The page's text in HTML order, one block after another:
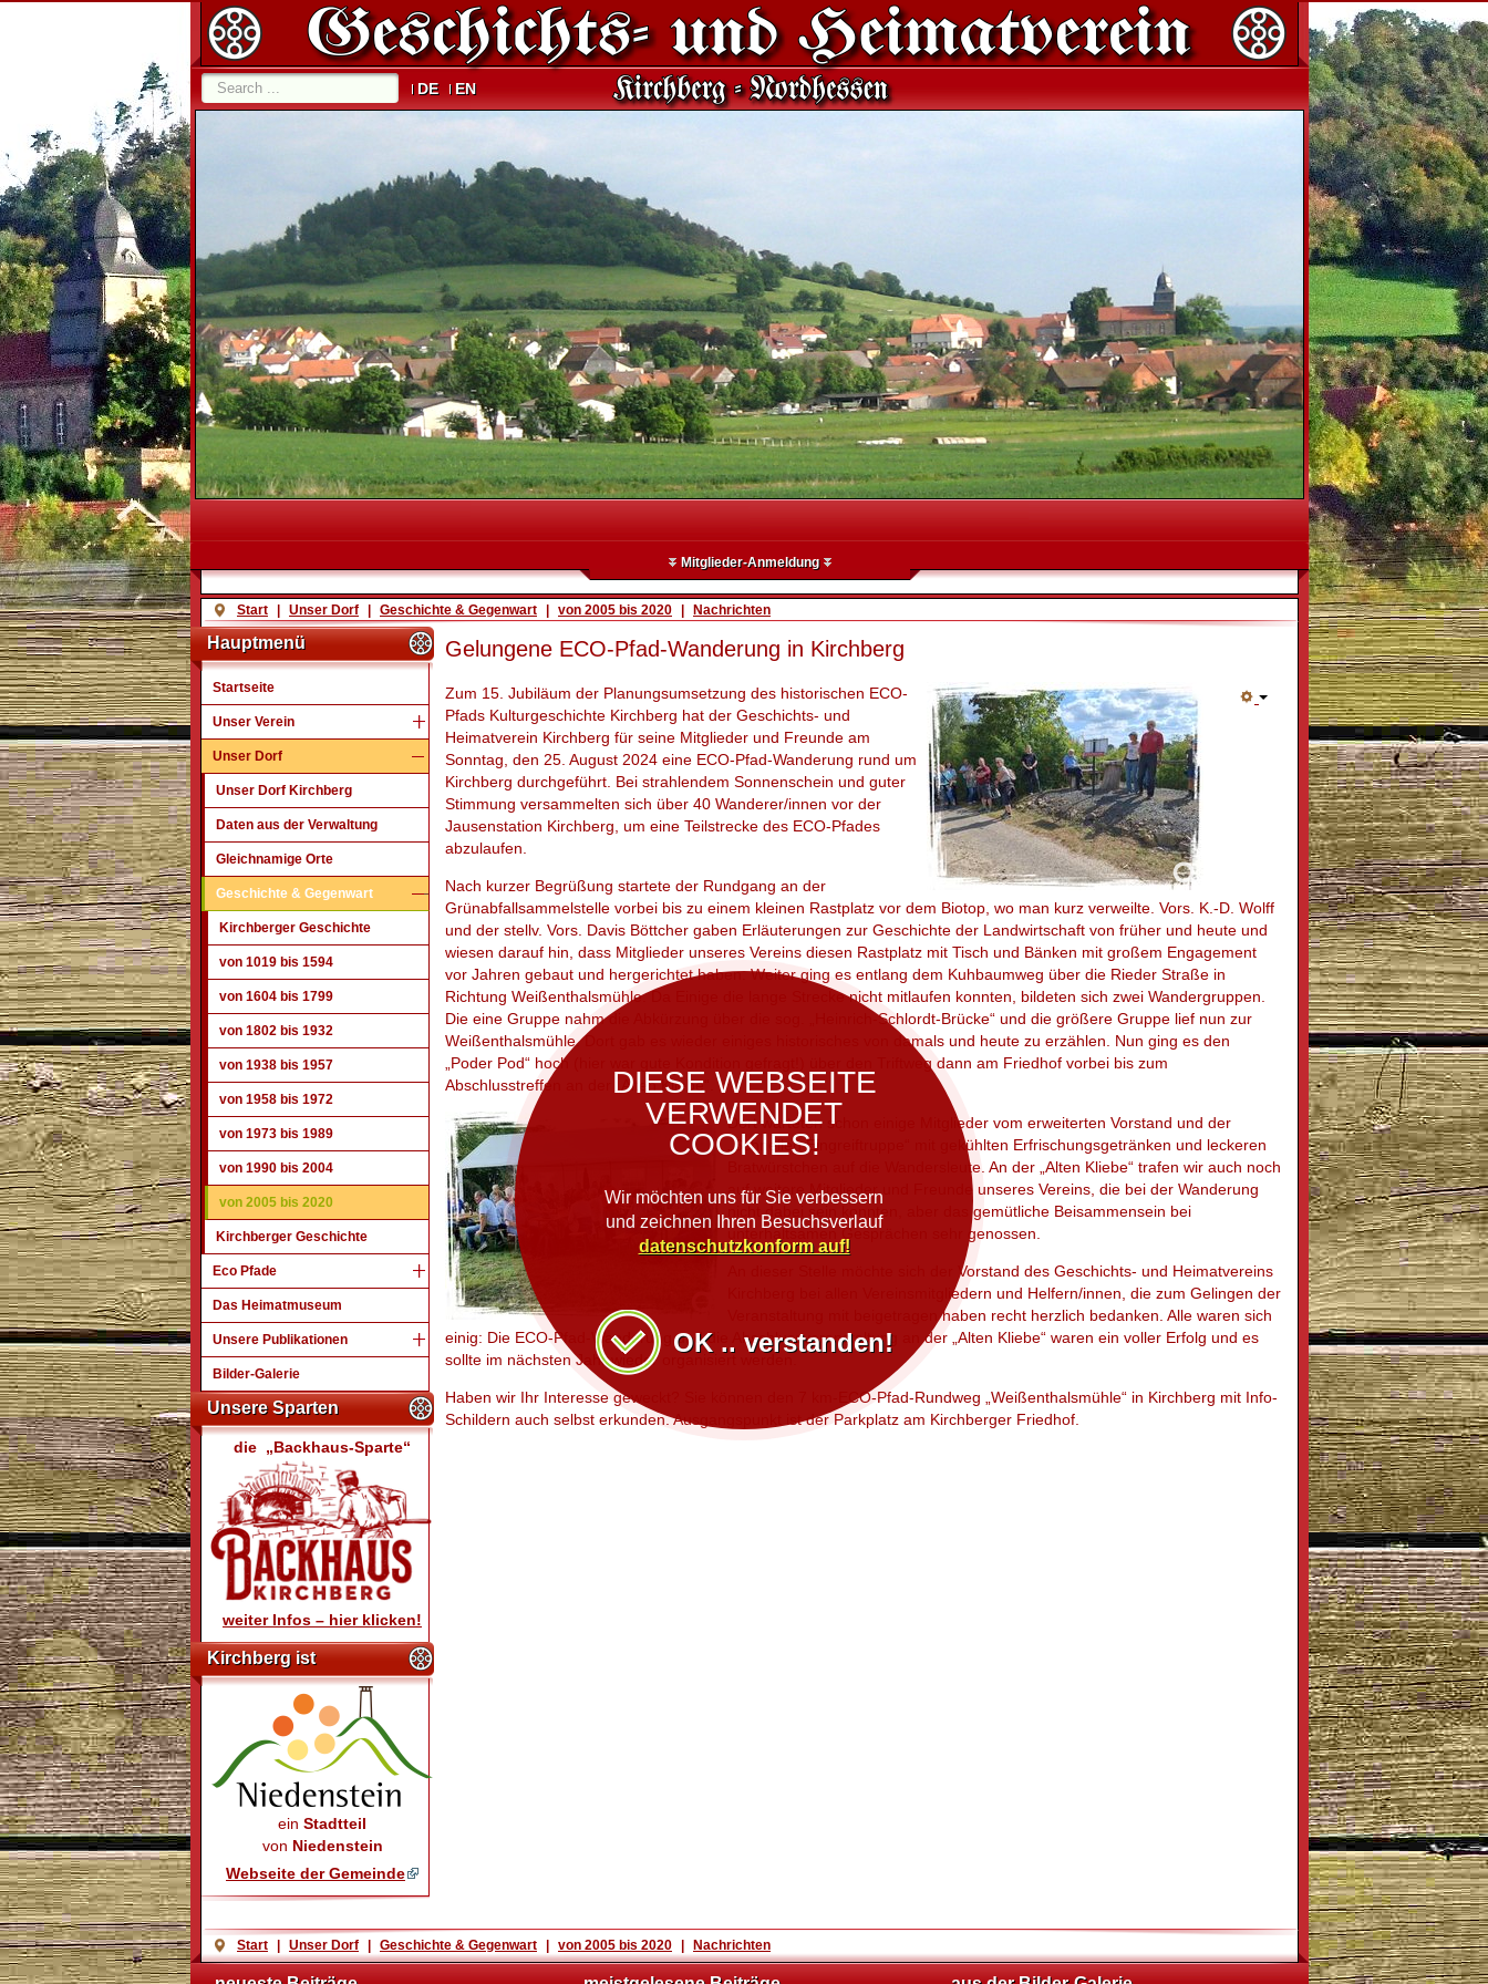
DE EN
Mitglieder-Anmeldung
Start Unser Dorf Geschichte & Gegenwart von 2005 bis 2020 Nachrichten
Hauptmenü
Startseite
Unser Verein
Unser Dorf
Unser Dorf Kirchberg
Daten aus der Verwaltung
Gleichnamige Orte
Geschichte & Gegenwart
Kirchberger Geschichte
von 1019 bis 1594
von 1604 bis 1799
von 1802 bis 1932
von 1938 bis 1957
von 1958 bis 1972
von 1973 bis 1989
von 1990 bis 2004
von 2005 bis 2020
Kirchberger Geschichte
Eco Pfade
Das Heimatmuseum
Unsere Publikationen
Bilder-Galerie
Unsere Sparten
die „Backhaus-Sparte“
weiter Infos – hier klicken!
Kirchberg ist
ein Stadtteil
von Niedenstein
Webseite der Gemeinde
Gelungene ECO-Pfad-Wanderung in Kirchberg
Zum 15. Jubiläum der Planungsumsetzung des historischen ECO-
Pfads Kulturgeschichte Kirchberg hat der Geschichts- und
Heimatverein Kirchberg für seine Mitglieder und Freunde am
Sonntag, den 25. August 2024 eine ECO-Pfad-Wanderung rund um
Kirchberg durchgeführt. Bei strahlendem Sonnenschein und guter
Stimmung versammelten sich über 40 Wanderer/innen vor der
Jausenstation Kirchberg, um eine Teilstrecke des ECO-Pfades
abzulaufen.
Nach kurzer Begrüßung startete der Rundgang an der
Grünabfallsammelstelle vorbei bis zu einem kleinen Rastplatz vor dem Biotop, wo man kurz verweilte. Vors. K.-D. Wolff
und der stellv. Vors. Davis Böttcher gaben Erläuterungen zur Geschichte der Landwirtschaft von früher und heute und
wiesen darauf hin, dass Mitglieder unseres Vereins diesen Rastplatz mit Tisch und Bänken mit großem Engagement
vor Jahren gebaut und hergerichtet haben. Weiter ging es entlang dem Kuhbaumweg über die Rieder Straße in
Richtung Weißenthalsmühle. Da Einige die lange Strecke nicht mitlaufen konnten, bildeten sich zwei Wandergruppen.
Die eine Gruppe nahm die Abkürzung über die sog. „Heinrich-Schlordt-Brücke“ und die größere Gruppe lief nun zur
Weißenthalsmühle. Dort gab es wieder einiges historisches von damals und heute zu erzählen. Nun ging es den
„Poder Pod“ hoch (hier war gute Kondition gefragt!) über den Triftweg dann am Friedhof vorbei bis zum
Abschlusstreffen an der „Alten Kliebe“.
Dort warteten schon einige Mitglieder vom erweiterten Vorstand und der
„Schnellen Eingreiftruppe“ mit gekühlten Erfrischungsgetränken und leckeren
Bratwürstchen auf die Wandersleute. An der „Alten Kliebe“ trafen wir auch noch
auf weitere Mitglieder und Freunde unseres Vereins, die bei der Wanderung
nicht dabei sein konnten, aber das gemütliche Beisammensein bei
unterhaltsamen Gesprächen sehr genossen.
An dieser Stelle möchte sich der Vorstand des Geschichts- und Heimatvereins
Kirchberg bei allen Vereinsmitgliedern und Helfern/innen, die zum Gelingen der
Veranstaltung mit beigetragen haben recht herzlich bedanken. Alle waren sich
einig: Die ECO-Pfad-Wanderung und die Abschlussveranstaltung an der „Alten Kliebe“ waren ein voller Erfolg und es
sollte im nächsten Jahr wieder organisiert werden.
Haben wir Ihr Interesse geweckt? Sie können den 7 km-ECO-Pfad-Rundweg „Weißenthalsmühle“ in Kirchberg mit Info-
Schildern auch selbst erkunden. Ausgangspunkt ist der Parkplatz am Kirchberger Friedhof.
Start Unser Dorf Geschichte & Gegenwart von 2005 bis 2020 Nachrichten
OK .. verstanden!
DIESE WEBSEITE
VERWENDET
COOKIES!
Wir möchten uns für Sie verbessern
und zeichnen Ihren Besuchsverlauf
datenschutzkonform auf!